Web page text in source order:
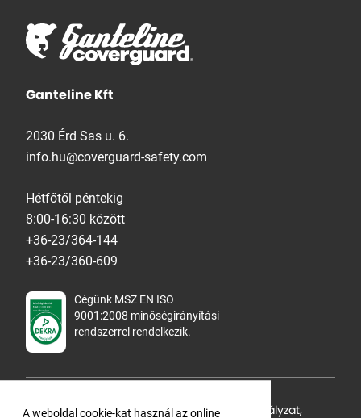
A weboldal cookie-kat használ az online
Ganteline Kft
2030 Érd Sas u. 6.
info.hu@coverguard-safety.com
Hétfőtől péntekig
8:00-16:30 között
+36-23/364-144
+36-23/360-609
Cégünk MSZ EN ISO
9001:2008 minőségirányítási
rendszerrel rendelkezik.
Adatvédelmi tájékoztató,Cookie Szabályzat,